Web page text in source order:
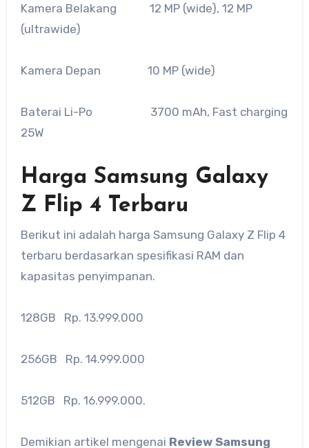
Kamera Belakang 12 MP (wide), 12 MP
(ultrawide)
Kamera Depan 10 MP (wide)
Baterai Li-Po 3700 mAh, Fast charging
25W
Harga Samsung Galaxy
Z Flip 4 Terbaru
Berikut ini adalah harga Samsung Galaxy Z Flip 4
terbaru berdasarkan spesifikasi RAM dan
kapasitas penyimpanan.
128GB Rp. 13.999.000
256GB Rp. 14.999.000
512GB Rp. 16.999.000.
Demikian artikel mengenai Review Samsung